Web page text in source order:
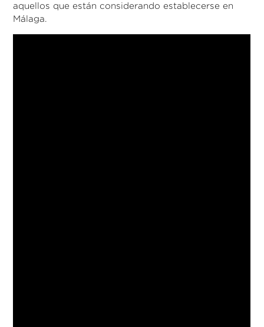
aquellos que están considerando establecerse en
Málaga.